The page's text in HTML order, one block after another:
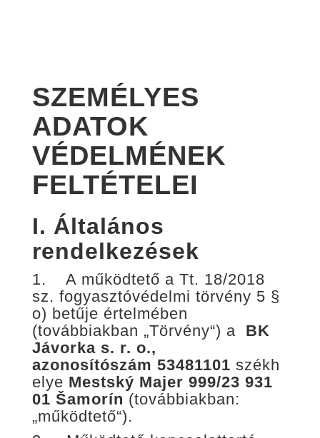
SZEMÉLYES
ADATOK
VÉDELMÉNEK
FELTÉTELEI
I. Általános
rendelkezések
1. A működtető a Tt. 18/2018
sz. fogyasztóvédelmi törvény 5 §
o) betűje értelmében
(továbbiakban „Törvény“) a BK
Jávorka s. r. o.,
azonosítószám 53481101 székh
elye Mestský Majer 999/23 931
01 Šamorín (továbbiakban:
„működtető“).